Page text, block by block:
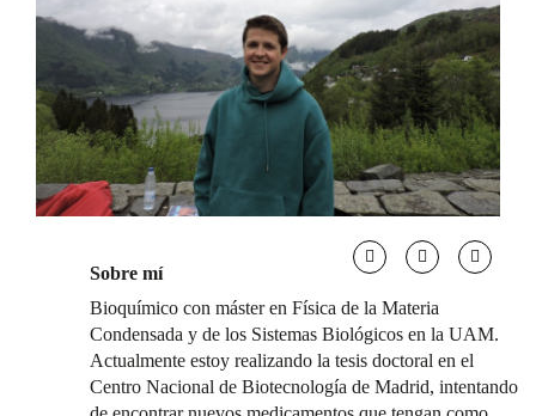
Sobre mí
Bioquímico con máster en Física de la Materia
Condensada y de los Sistemas Biológicos en la UAM.
Actualmente estoy realizando la tesis doctoral en el
Centro Nacional de Biotecnología de Madrid, intentando